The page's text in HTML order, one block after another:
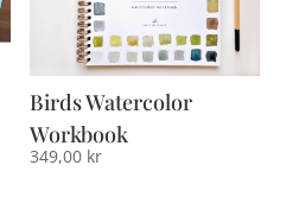
Birds Watercolor
Workbook
349,00 kr